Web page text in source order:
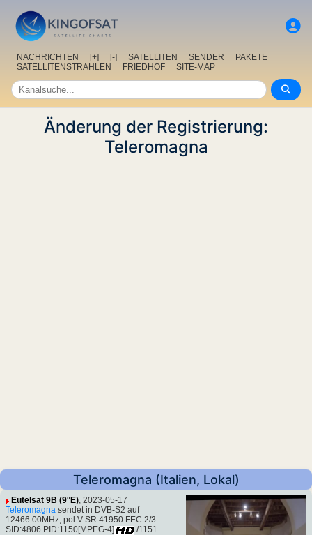
NACHRICHTEN [+] [-] SATELLITEN SENDER
PAKETE
SATELLITENSTRAHLEN
FRIEDHOF SITE-MAP
Änderung der Registrierung:
Teleromagna
Teleromagna (Italien, Lokal)
Eutelsat 9B (9°E), 2023-05-17
Teleromagna sendet in DVB-S2 auf
12466.00MHz, pol.V SR:41950 FEC:2/3
SID:4806 PID:1150[MPEG-4]
/1151